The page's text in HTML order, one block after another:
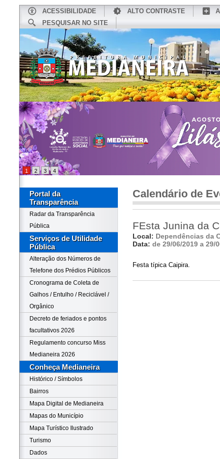
ACESSIBILIDADE ALTO CONTRASTE
PESQUISAR NO SITE
CONHEÇA MEDIANEIRA
1 2 3 4
Portal da
Transparência
Radar da Transparência
Pública
Serviços de Utilidade
Pública
Alteração dos Números de
Telefone dos Prédios Públicos
Cronograma de Coleta de
Galhos / Entulho / Reciclável /
Orgânico
Decreto de feriados e pontos
facultativos 2026
Regulamento concurso Miss
Medianeira 2026
Conheça Medianeira
Histórico / Símbolos
Bairros
Mapa Digital de Medianeira
Mapas do Município
Mapa Turístico Ilustrado
Turismo
Dados
Calendário de
FEsta Junina da
Local: Dependências da
Data: de 29/06/2019 a 29/
Festa típica Caipira.